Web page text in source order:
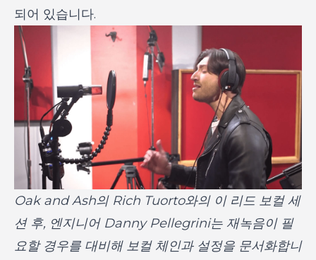
되어 있습니다.
Oak and Ash의 Rich Tuorto와의 이 리드 보컬 세
션 후, 엔지니어 Danny Pellegrini는 재녹음이 필
요할 경우를 대비해 보컬 체인과 설정을 문서화합니